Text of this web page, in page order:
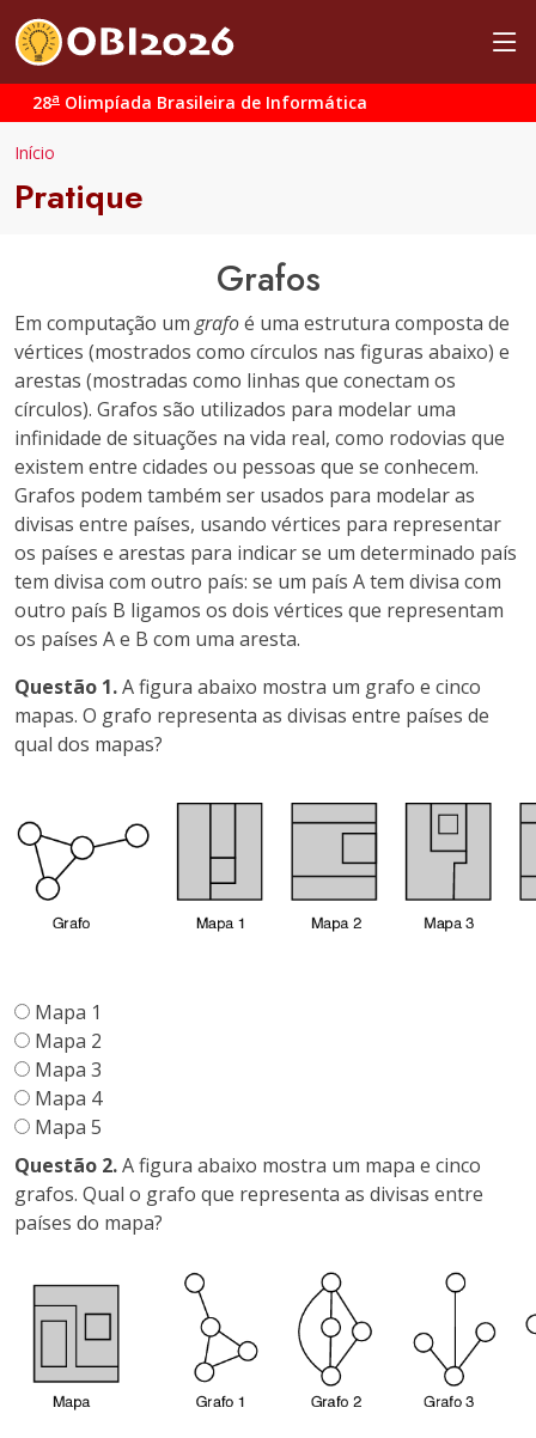
28a Olimpíada Brasileira de Informática
Início
Pratique
Grafos
Em computação um grafoé uma estrutura composta de
vértices (mostrados como círculos nas figuras abaixo) e
arestas (mostradas como linhas que conectam os
círculos). Grafos são utilizados para modelar uma
infinidade de situações na vida real, como rodovias que
existem entre cidades ou pessoas que se conhecem.
Grafos podem também ser usados para modelar as
divisas entre países, usando vértices para representar
os países e arestas para indicar se um determinado país
tem divisa com outro país: se um país A tem divisa com
outro país B ligamos os dois vértices que representam
os países A e B com uma aresta.
Questão 1.A figura abaixo mostra um grafo e cinco
mapas. O grafo representa as divisas entre países de
qual dos mapas?
Mapa 1
Mapa 2
Mapa 3
Mapa 4
Mapa 5
Questão 2.A figura abaixo mostra um mapa e cinco
grafos. Qual o grafo que representa as divisas entre
países do mapa?